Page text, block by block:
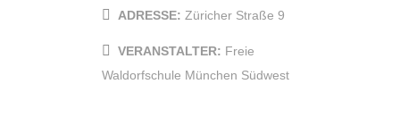
ADRESSE: Züricher Straße 9
VERANSTALTER: Freie
Waldorfschule München Südwest